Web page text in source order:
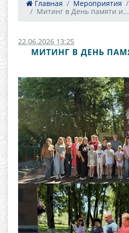
Главная Мероприятия
Митинг в День памяти и...
22.06.2026 13:25
МИТИНГ В ДЕНЬ